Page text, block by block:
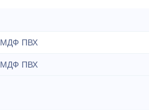
МДФ ПВХ
МДФ ПВХ